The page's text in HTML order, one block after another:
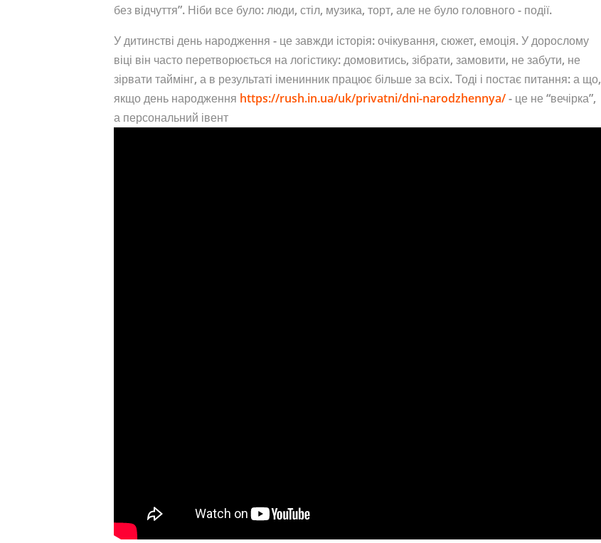
без відчуття”. Ніби все було: люди, стіл, музика, торт, але не було головного - події.
У дитинстві день народження - це завжди історія: очікування, сюжет, емоція. У дорослому
віці він часто перетворюється на логістику: домовитись, зібрати, замовити, не забути, не
зірвати таймінг, а в результаті іменинник працює більше за всіх. Тоді і постає питання: а що,
якщо день народження https://rush.in.ua/uk/privatni/dni-narodzhennya/- це не “вечірка”,
а персональний івент